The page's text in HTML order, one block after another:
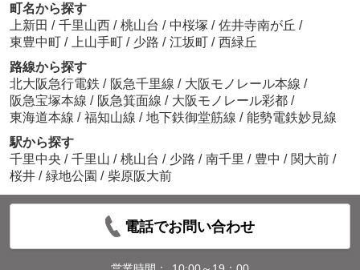
町名から探す
上新田 / 千里山西 / 桃山台 / 中桜塚 / 佐井寺南が丘 /
東豊中町 / 上山手町 / 少路 / 江坂町 / 西緑丘
路線から探す
北大阪急行電鉄 / 阪急千里線 / 大阪モノレール本線 /
阪急宝塚本線 / 阪急箕面線 / 大阪モノレール彩都 /
東海道本線 / 福知山線 / 地下鉄御堂筋線 / 能勢電鉄妙見線
駅から探す
千里中央 / 千里山 / 桃山台 / 少路 / 南千里 / 豊中 / 関大前 /
桜井 / 緑地公園 / 柴原阪大前
電話でお問い合わせ